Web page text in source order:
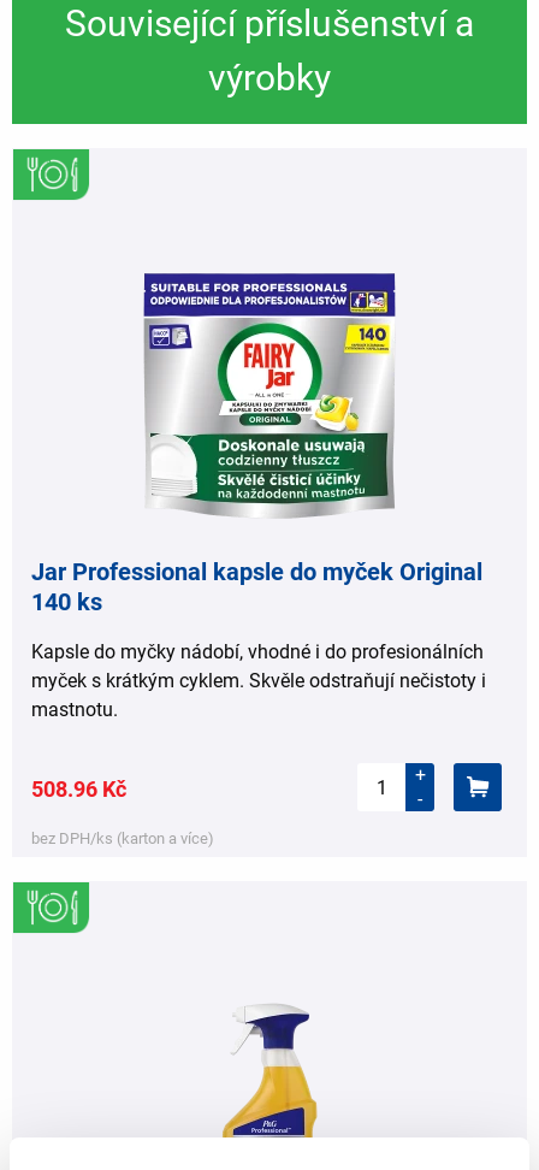
Související příslušenství a
výrobky
Jar Professional kapsle do myček Original
140 ks
Kapsle do myčky nádobí, vhodné i do profesionálních
myček s krátkým cyklem. Skvěle odstraňují nečistoty i
mastnotu.
508.96 Kč
+
-
bez DPH/ks (karton a více)